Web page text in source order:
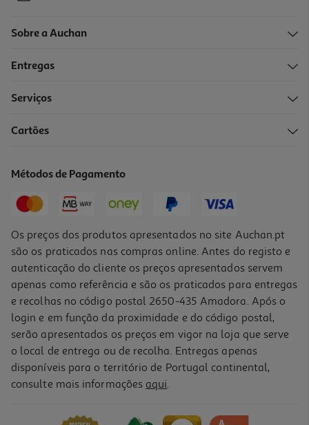
Sobre a Auchan
Entregas
Serviços
Cartões
Métodos de Pagamento
Os preços dos produtos apresentados no site Auchan.pt
são os praticados nas compras online. Antes do registo e
autenticação do cliente os preços apresentados servem
apenas como referência e são os praticados para entregas
e recolhas no código postal 2650-435 Amadora. Após o
login e em função da proximidade e do código postal,
serão apresentados os preços em vigor na loja que serve
o local de entrega ou de recolha. Entregas apenas
disponíveis para o território de Portugal continental,
consulte mais informações aqui.